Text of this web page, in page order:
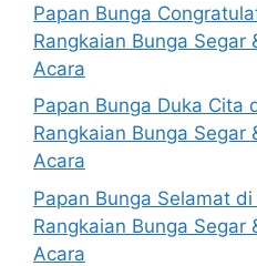
Papan Bunga
Rangkaian Bunga Segar
Acara
Papan Bunga Duka Cita
Rangkaian Bunga Segar
Acara
Papan Bunga Selamat
Rangkaian Bunga Segar
Acara